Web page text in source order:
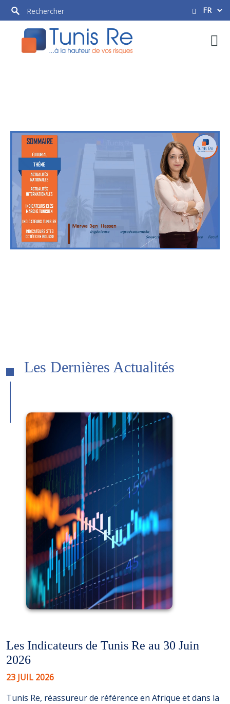
Les Dernières Actualités
Les Indicateurs de Tunis Re au 30 Juin
2026
23 JUIL 2026
Tunis Re, réassureur de référence en Afrique et dans la